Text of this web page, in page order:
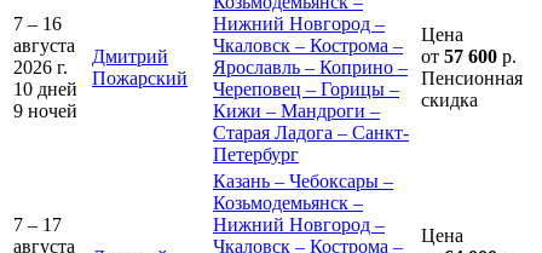
7 – 16
августа
2026 г.
10 дней
9 ночей
Дмитрий
Пожарский
Нижний Новгород –
Чкаловск – Кострома –
Ярославль – Коприно –
Череповец – Горицы –
Кижи – Мандроги –
Старая Ладога – Санкт-
Петербург
Цена
от 57 600 р.
Пенсионная
скидка
7 – 17
августа
Казань – Чебоксары –
Козьмодемьянск –
Нижний Новгород –
Чкаловск – Кострома –
Цена